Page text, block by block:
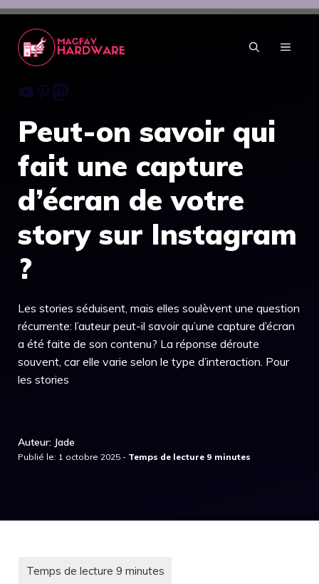
Aller
contenu
MENU
Youtube
Pinterest
Mastodon
Peut-on savoir qui
fait une capture
d’écran de votre
story sur Instagram
?
Les stories séduisent, mais elles soulèvent une question
récurrente: l’auteur peut-il savoir qu’une capture d’écran
a été faite de son contenu? La réponse déroute
souvent, car elle varie selon le type d’interaction. Pour
les stories
Auteur: Jade
Publié le: 1 octobre 2025 -